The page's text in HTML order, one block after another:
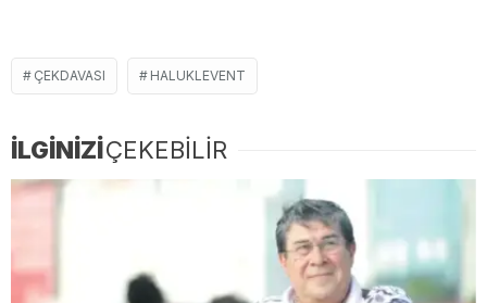
ÇEKDAVASI HALUKLEVENT
İLGİNİZİÇEKEBİLİR